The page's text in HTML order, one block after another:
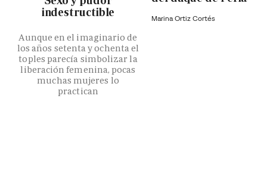
indestructible
Aunque en el imaginario de
los años setenta y ochenta el
toples parecía simbolizar la
liberación femenina, pocas
muchas mujeres lo
practican
Marina Ortiz Cortés